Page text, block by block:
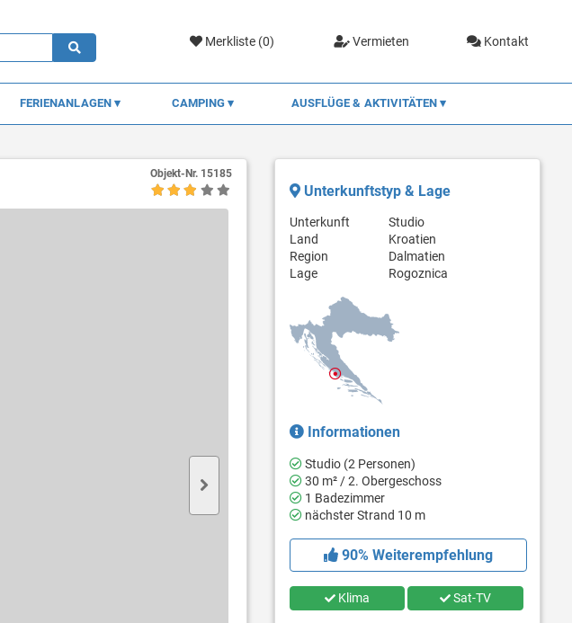
Merkliste (0) Vermieten Kontakt
FERIENANLAGEN CAMPING AUSFLÜGE & AKTIVITÄTEN
Objekt-Nr. 15185
Unterkunftstyp & Lage
Unterkunft
Studio
Land
Kroatien
Region
Dalmatien
Lage
Rogoznica
Informationen
Studio (2 Personen)
30 m² / 2. Obergeschoss
1 Badezimmer
nächster Strand 10 m
90% Weiterempfehlung
Klima Sat-TV